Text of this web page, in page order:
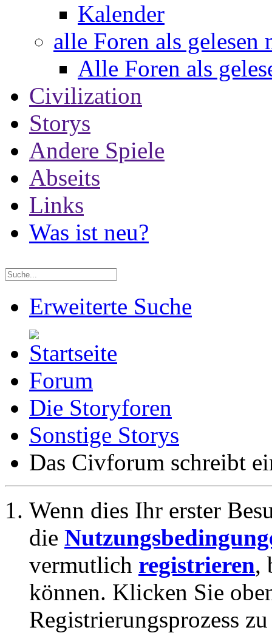
Kalender
alle Foren als gelesen
Alle Foren als
Civilization
Storys
Andere Spiele
Abseits
Links
Was ist neu?
Erweiterte Suche
Forum
Die Storyforen
Sonstige Storys
Das Civforum schreibt
Wenn dies Ihr erster
die
vermutlich registrieren,
können. Klicken Sie
Registrierungsprozess